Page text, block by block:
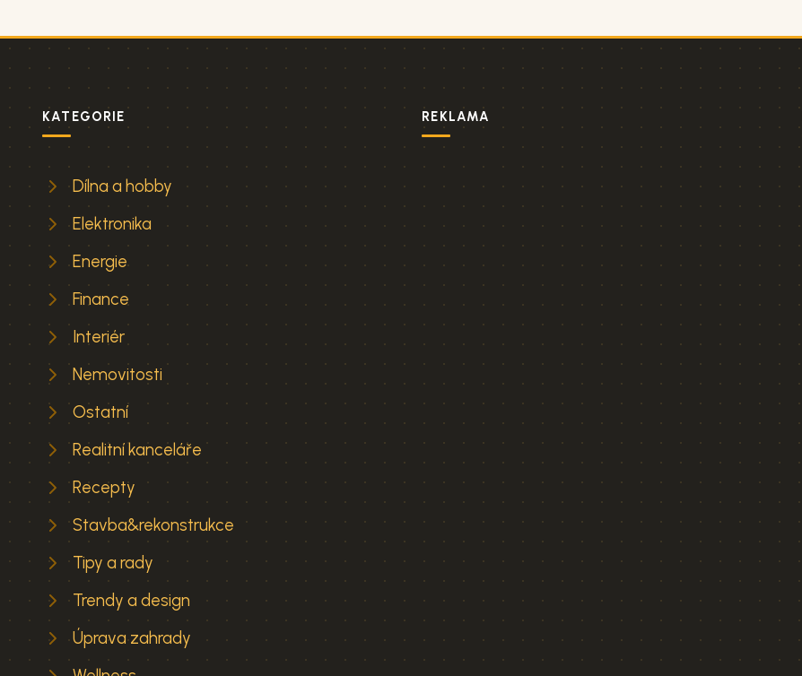
KATEGORIE
Dílna a hobby
Elektronika
Energie
Finance
Interiér
Nemovitosti
Ostatní
Realitní kanceláře
Recepty
Stavba&rekonstrukce
Tipy a rady
Trendy a design
Úprava zahrady
REKLAMA